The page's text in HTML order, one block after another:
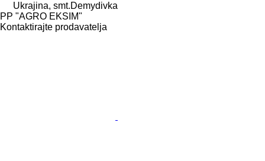
Ukrajina, smt.Demydivka
PP "AGRO EKSIM"
Kontaktirajte prodavatelja